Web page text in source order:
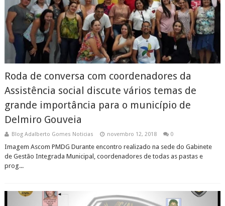
Roda de conversa com coordenadores da
Assistência social discute vários temas de
grande importância para o município de
Delmiro Gouveia
Blog Adalberto Gomes Noticias novembro 12, 2018 0
Imagem Ascom PMDG Durante encontro realizado na sede do Gabinete
de Gestão Integrada Municipal, coordenadores de todas as pastas e
prog...